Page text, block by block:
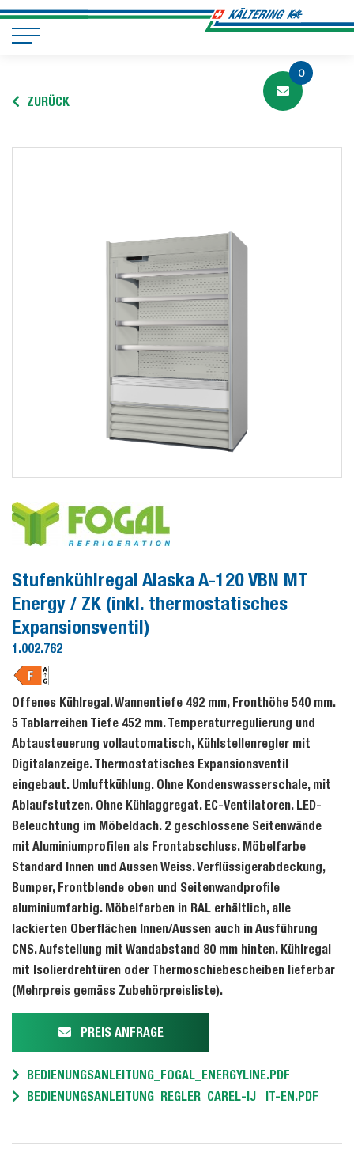
0
ZURÜCK
Stufenkühlregal Alaska A-120 VBN MT
Energy / ZK (inkl. thermostatisches
Expansionsventil)
1.002.762
Offenes Kühlregal. Wannentiefe 492 mm, Fronthöhe 540 mm.
5 Tablarreihen Tiefe 452 mm. Temperaturregulierung und
Abtausteuerung vollautomatisch, Kühlstellenregler mit
Digitalanzeige. Thermostatisches Expansionsventil
eingebaut. Umluftkühlung. Ohne Kondenswasserschale, mit
Ablaufstutzen. Ohne Kühlaggregat. EC-Ventilatoren. LED-
Beleuchtung im Möbeldach. 2 geschlossene Seitenwände
mit Aluminiumprofilen als Frontabschluss. Möbelfarbe
Standard Innen und Aussen Weiss. Verflüssigerabdeckung,
Bumper, Frontblende oben und Seitenwandprofile
aluminiumfarbig. Möbelfarben in RAL erhältlich, alle
lackierten Oberflächen Innen/Aussen auch in Ausführung
CNS. Aufstellung mit Wandabstand 80 mm hinten. Kühlregal
mit Isolierdrehtüren oder Thermoschiebescheiben lieferbar
(Mehrpreis gemäss Zubehörpreisliste).
PREIS ANFRAGE
BEDIENUNGSANLEITUNG_FOGAL_ENERGYLINE.PDF
BEDIENUNGSANLEITUNG_REGLER_CAREL-IJ_ IT-EN.PDF